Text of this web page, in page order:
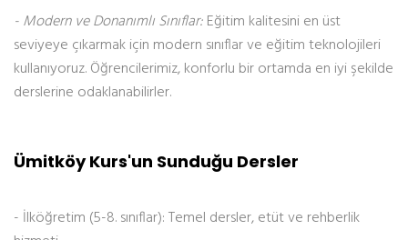
- Modern ve Donanımlı Sınıflar:Eğitim kalitesini en üst
seviyeye çıkarmak için modern sınıflar ve eğitim teknolojileri
kullanıyoruz. Öğrencilerimiz, konforlu bir ortamda en iyi şekilde
derslerine odaklanabilirler.
Ümitköy Kurs'un Sunduğu Dersler
- İlköğretim (5-8. sınıflar): Temel dersler, etüt ve rehberlik